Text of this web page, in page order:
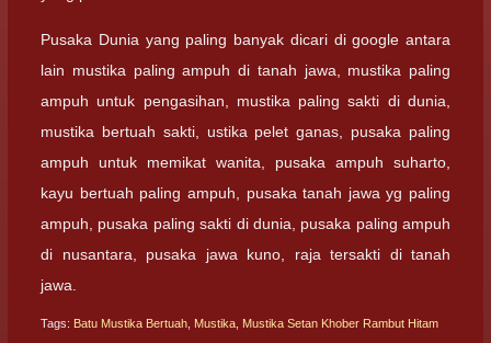
Pusaka Dunia yang paling banyak dicari di google antara
lain mustika paling ampuh di tanah jawa, mustika paling
ampuh untuk pengasihan, mustika paling sakti di dunia,
mustika bertuah sakti, ustika pelet ganas, pusaka paling
ampuh untuk memikat wanita, pusaka ampuh suharto,
kayu bertuah paling ampuh, pusaka tanah jawa yg paling
ampuh, pusaka paling sakti di dunia, pusaka paling ampuh
di nusantara, pusaka jawa kuno, raja tersakti di tanah
jawa.
Tags: Batu Mustika Bertuah Mustika Mustika Setan Khober Rambut Hitam